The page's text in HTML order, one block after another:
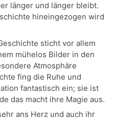
länger und länger bleibt.
hineingezogen wird
sticht vor allem
mühelos Bilder in den
Atmosphäre
fing die Ruhe und
fantastisch ein; sie ist
das macht ihre Magie aus.
ans Herz und auch ihr